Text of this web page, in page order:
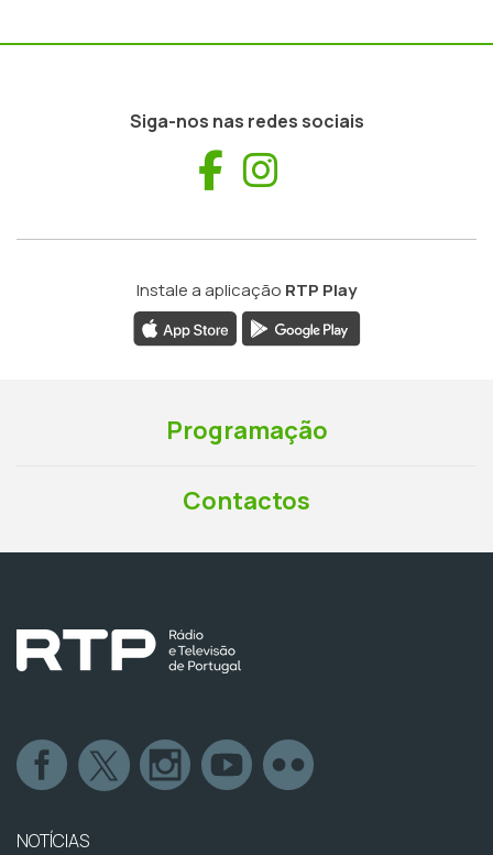
Siga-nos nas redes sociais
Facebook
Instale a aplicação RTP Play
Programação
Contactos
NOTÍCIAS